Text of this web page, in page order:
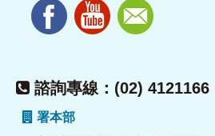
諮詢專線：(02) 4121166
署本部